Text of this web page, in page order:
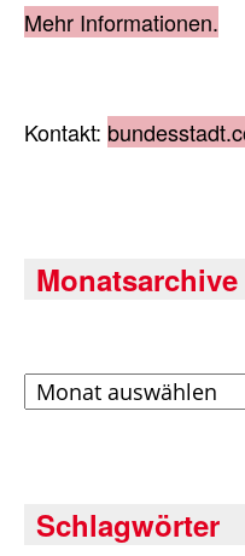
Mehr Informationen.
Kontakt:
Monatsarchive
Archiv
Schlagwörter